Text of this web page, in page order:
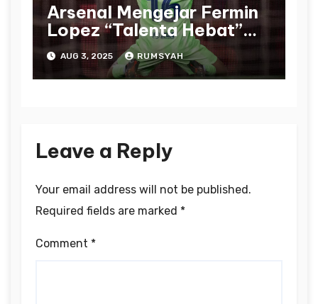
Arsenal Mengejar Fermin
Lopez “Talenta Hebat”
Senilai £61 Juta sebagai
Alternatif Impian Eze
AUG 3, 2025 RUMSYAH
Leave a Reply
Your email address will not be published.
Required fields are marked *
Comment *